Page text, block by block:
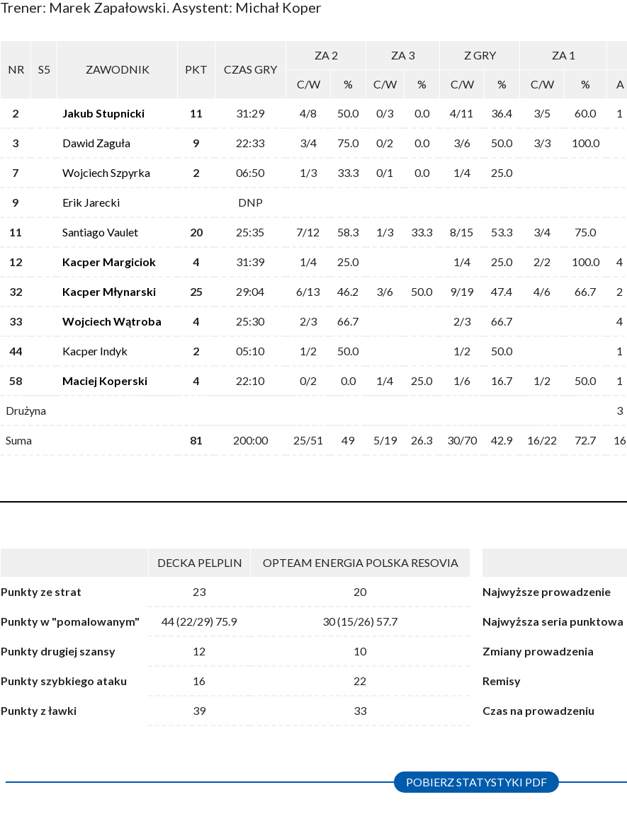
Trener: Marek Zapałowski. Asystent: Michał Koper
NR S5 ZAWODNIK PKT CZAS GRY
ZA 2 ZA 3 Z GRY ZA 1
C/W
% C/W % C/W % C/W % A
2 Jakub Stupnicki 11 31:29 4/8 50.0 0/3 0.0 4/11 36.4 3/5 60.0 1
3 Dawid Zaguła 9 22:33 3/4 75.0 0/2 0.0 3/6 50.0 3/3 100.0
7 Wojciech Szpyrka 2 06:50 1/3 33.3 0/1 0.0 1/4 25.0
9 Erik Jarecki DNP
11 Santiago Vaulet 20 25:35 7/12 58.3 1/3 33.3 8/15 53.3 3/4 75.0
12 Kacper Margiciok 4 31:39 1/4 25.0 1/4 25.0 2/2 100.0 4
32 Kacper Młynarski 25 29:04 6/13 46.2 3/6 50.0 9/19 47.4 4/6 66.7 2
33 Wojciech Wątroba 4 25:30 2/3 66.7 2/3 66.7 4
44 Kacper Indyk 2 05:10 1/2 50.0 1/2 50.0 1
58 Maciej Koperski 4 22:10 0/2 0.0 1/4 25.0 1/6 16.7 1/2 50.0 1
Drużyna 3
Suma 81 200:00 25/51 49 5/19 26.3 30/70 42.9 16/22 72.7 16
DECKA PELPLIN OPTEAM ENERGIA POLSKA RESOVIA
Punkty ze strat 23 20
Punkty w "pomalowanym" 44 (22/29) 75.9 30 (15/26) 57.7
Punkty drugiej szansy 12 10
Punkty szybkiego ataku 16 22
Punkty z ławki 39 33
Najwyższe prowadzenie
Najwyższa seria punktowa
Zmiany prowadzenia
Remisy
Czas na prowadzeniu
POBIERZ STATYSTYKI PDF